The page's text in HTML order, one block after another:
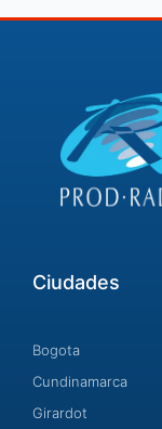
Ciudades
Bogota
Cundinamarca
Girardot